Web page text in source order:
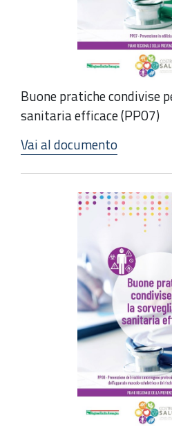
Buone pratiche condivise
sanitaria efficace (PP07)
Vai al documento